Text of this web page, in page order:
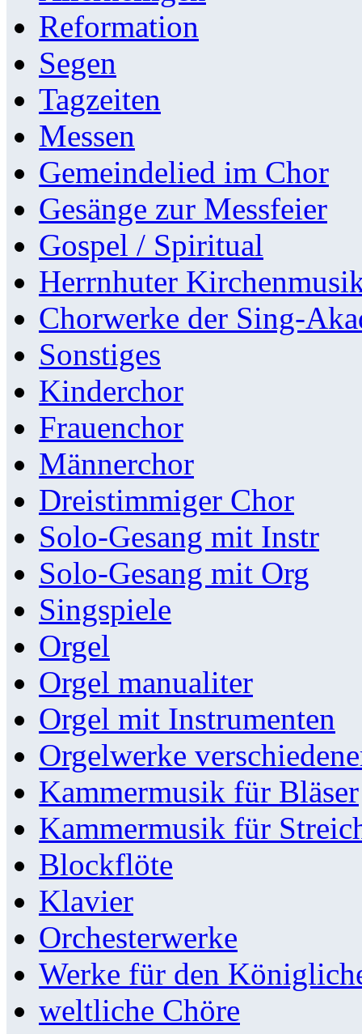
Reformation
Segen
Tagzeiten
Messen
Gemeindelied im Chor
Gesänge zur Messfeier
Gospel / Spiritual
Herrnhuter
Chorwerke der Sing-
Sonstiges
Kinderchor
Frauenchor
Männerchor
Dreistimmiger Chor
Solo-Gesang mit Instr
Solo-Gesang mit Org
Singspiele
Orgel
Orgel manualiter
Orgel mit Instrumenten
Orgelwerke
Kammermusik für Bläser
Kammermusik für
Blockflöte
Klavier
Orchesterwerke
Werke für den
weltliche Chöre